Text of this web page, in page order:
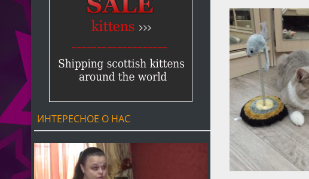
ИНТЕРЕСНОЕ О НАС